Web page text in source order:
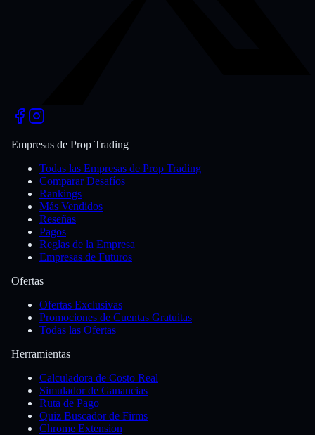
Empresas de Prop Trading
Todas las Empresas de Prop Trading
Comparar Desafíos
Rankings
Más Vendidos
Reseñas
Pagos
Reglas de la Empresa
Empresas de Futuros
Ofertas
Ofertas Exclusivas
Promociones de Cuentas Gratuitas
Todas las Ofertas
Herramientas
Calculadora de Costo Real
Simulador de Ganancias
Ruta de Pago
Quiz Buscador de Firms
Chrome Extension